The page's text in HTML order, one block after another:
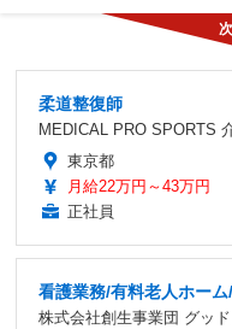
柔道整復師
MEDICAL PRO SPORTS
東京都
月給22万円～43万円
正社員
看護業務/有料老人ホー
株式会社創生事業団 グッ